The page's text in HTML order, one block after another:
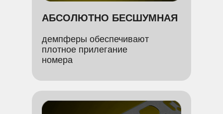
АБСОЛЮТНО БЕСШУМНАЯ
демпферы обеспечивают
плотное прилегание
номера